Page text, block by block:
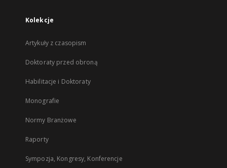
Kolekcje
Artykuły z czasopism
Doktoraty przed obroną
Habilitacje i Doktoraty
Monografie
Normy Branżowe
Raporty
Sympozja, Kongresy, Konferencje